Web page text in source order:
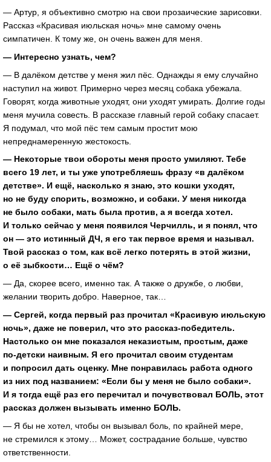
— Артур, я объективно смотрю на свои прозаические зарисовки.
Рассказ «Красивая июльская ночь» мне самому очень
симпатичен. К тому же, он очень важен для меня.
— Интересно узнать, чем?
— В далёком детстве у меня жил пёс. Однажды я ему случайно
наступил на живот. Примерно через месяц собака убежала.
Говорят, когда животные уходят, они уходят умирать. Долгие годы
меня мучила совесть. В рассказе главный герой собаку спасает.
Я подумал, что мой пёс тем самым простит мою
непреднамеренную жестокость.
— Некоторые твои обороты меня просто умиляют. Тебе
всего 19 лет, и ты уже употребляешь фразу «в далёком
детстве». И ещё, насколько я знаю, это кошки уходят,
но не буду спорить, возможно, и собаки. У меня никогда
не было собаки, мать была против, а я всегда хотел.
И только сейчас у меня появился Черчилль, и я понял, что
он — это истинный ДЧ, я его так первое время и называл.
Твой рассказ о том, как всё легко потерять в этой жизни,
о её зыбкости… Ещё о чём?
— Да, скорее всего, именно так. А также о дружбе, о любви,
желании творить добро. Наверное, так…
— Сергей, когда первый раз прочитал «Красивую июльскую
ночь», даже не поверил, что это рассказ-победитель.
Настолько он мне показался неказистым, простым, даже
по-детски наивным. Я его прочитал своим студентам
и попросил дать оценку. Мне понравилась работа одного
из них под названием: «Если бы у меня не было собаки».
И я тогда ещё раз его перечитал и почувствовал БОЛЬ, этот
рассказ должен вызывать именно БОЛЬ.
— Я бы не хотел, чтобы он вызывал боль, по крайней мере,
не стремился к этому… Может, сострадание больше, чувство
ответственности.